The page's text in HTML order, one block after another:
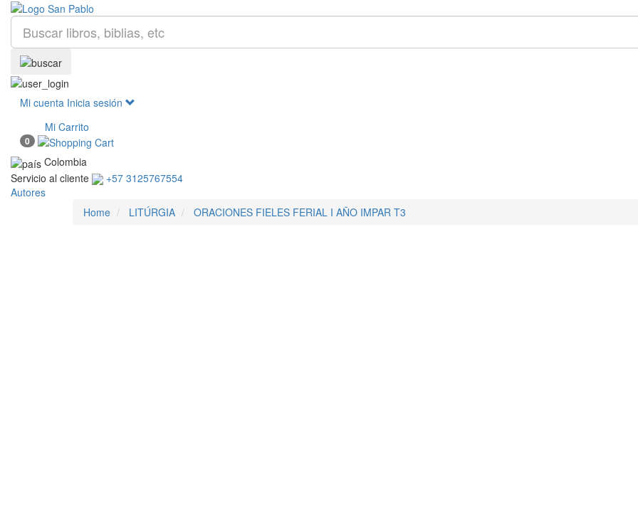
Mi cuenta Inicia sesión
Mi Carrito
0
Colombia
Servicio al cliente
+57 3125767554
Autores
Home
LITÚRGIA ORACIONES FIELES FERIAL I AÑO IMPAR T3